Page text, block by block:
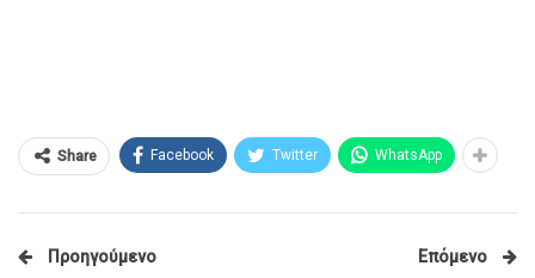
Share Facebook Twitter WhatsApp
Προηγούμενο
Επόμενο